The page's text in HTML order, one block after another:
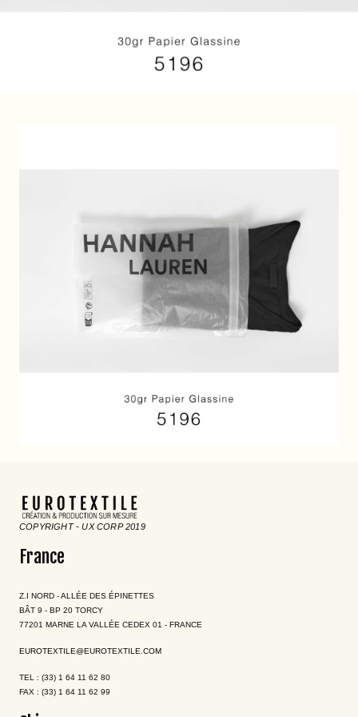
COPYRIGHT - UX CORP 2019
France
Z.I NORD - ALLÉE DES ÉPINETTES
BÂT 9 - BP 20 TORCY
77201 MARNE LA VALLÉE CEDEX 01 - FRANCE
EUROTEXTILE@EUROTEXTILE.COM
TEL : (33) 1 64 11 62 80
FAX : (33) 1 64 11 62 99